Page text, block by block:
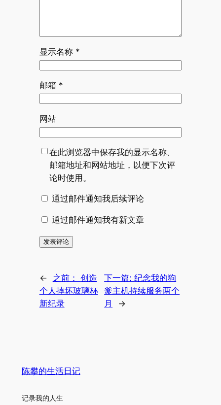
显示名称 *
邮箱 *
网站
在此浏览器中保存我的显示名称、
邮箱地址和网站地址，以便下次评
论时使用。
通过邮件通知我后续评论
通过邮件通知我有新文章
← 之前： 创造
个人摔坏玻璃杯
新纪录
下一篇:纪念我的狗
爹主机持续服务两个
月
→
陈攀的生活日记
记录我的人生